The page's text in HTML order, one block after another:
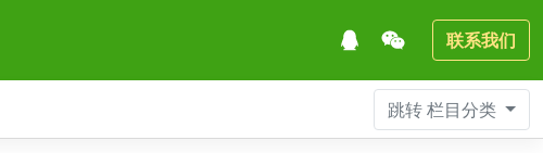
联系我们
跳转栏目分类